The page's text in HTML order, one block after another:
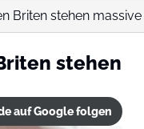
Briten stehen
stehen
auf Google folgen